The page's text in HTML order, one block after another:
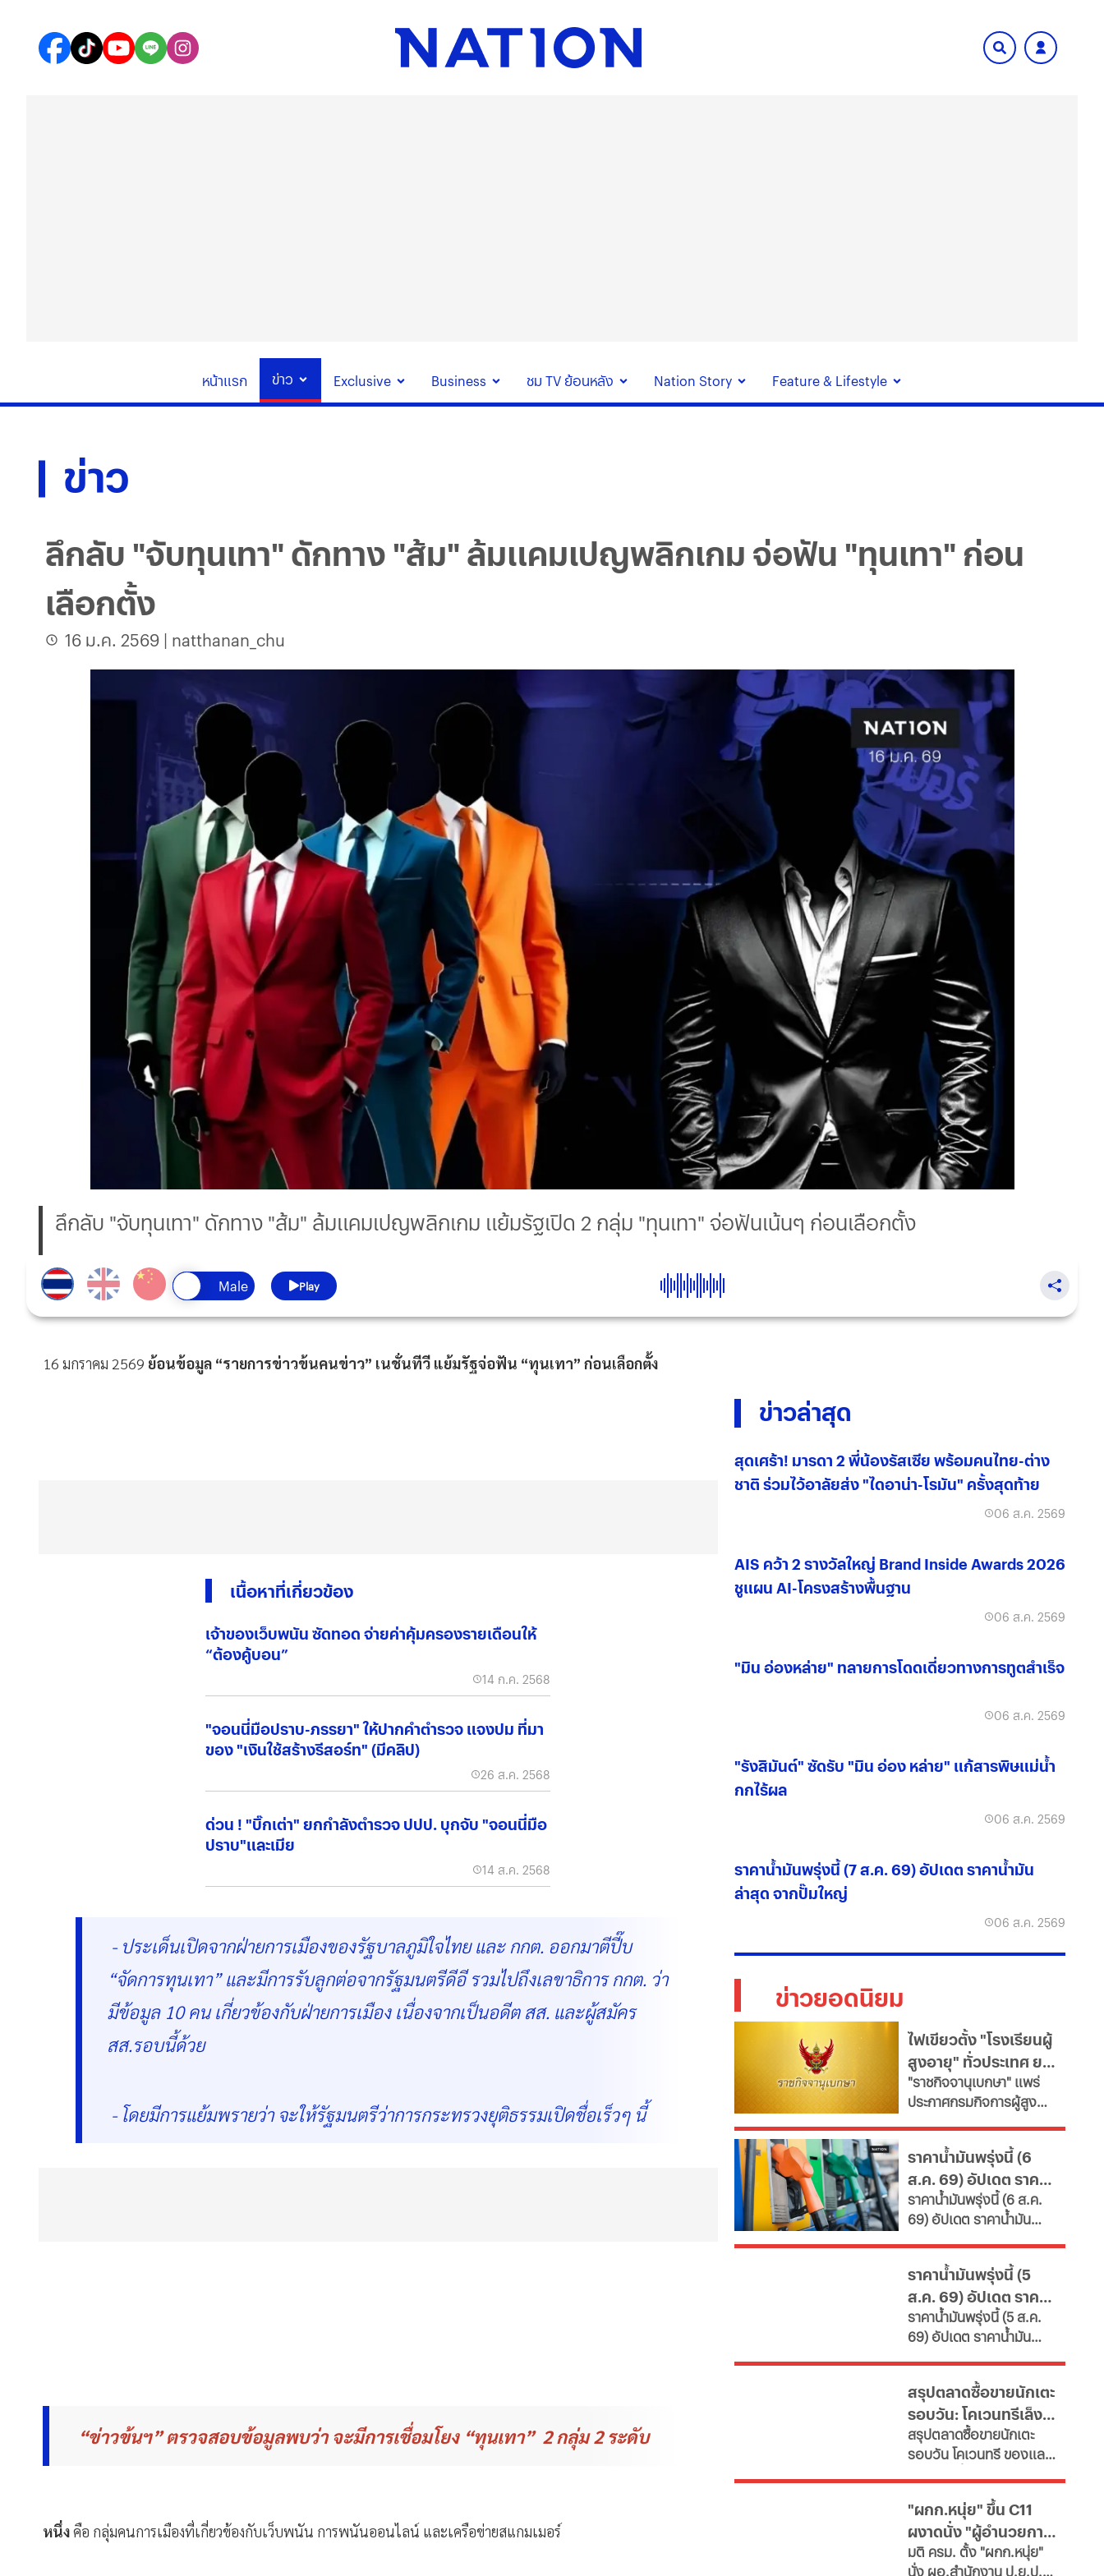
หน้าแรก ข่าว Exclusive Business ชม TV ย้อนหลัง Nation Story Feature & Lifestyle
ข่าว
ลึกลับ "จับทุนเทา" ดักทาง "ส้ม" ล้มแคมเปญพลิกเกม จ่อฟัน "ทุนเทา" ก่อน
เลือกตั้ง
16 ม.ค. 2569 | natthanan_chu
ลึกลับ "จับทุนเทา" ดักทาง "ส้ม" ล้มแคมเปญพลิกเกม แย้มรัฐเปิด 2 กลุ่ม "ทุนเทา" จ่อฟันเน้นๆ ก่อนเลือกตั้ง
Play
16 มกราคม 2569 ย้อนข้อมูล “รายการข่าวข้นคนข่าว” เนชั่นทีวี แย้มรัฐจ่อฟัน “ทุนเทา” ก่อนเลือกตั้ง
เนื้อหาที่เกี่ยวข้อง
เจ้าของเว็บพนัน ซัดทอด จ่ายค่าคุ้มครองรายเดือนให้
“ต้องคู้บอน”
14 ก.ค. 2568
"จอนนี่มือปราบ-ภรรยา" ให้ปากคำตำรวจ แจงปม ที่มา
ของ "เงินใช้สร้างรีสอร์ท" (มีคลิป)
26 ส.ค. 2568
ด่วน ! "บิ๊กเต่า" ยกกำลังตำรวจ ปปป. บุกจับ "จอนนี่มือ
ปราบ"และเมีย
14 ส.ค. 2568
- ประเด็นเปิดจากฝ่ายการเมืองของรัฐบาลภูมิใจไทย และ กกต. ออกมาตีปี๊บ
“จัดการทุนเทา” และมีการรับลูกต่อจากรัฐมนตรีดีอี รวมไปถึงเลขาธิการ กกต. ว่า
มีข้อมูล 10 คน เกี่ยวข้องกับฝ่ายการเมือง เนื่องจากเป็นอดีต สส. และผู้สมัคร
สส.รอบนี้ด้วย
- โดยมีการแย้มพรายว่า จะให้รัฐมนตรีว่าการกระทรวงยุติธรรมเปิดชื่อเร็วๆ นี้
“ข่าวข้นฯ” ตรวจสอบข้อมูลพบว่า จะมีการเชื่อมโยง “ทุนเทา” 2 กลุ่ม 2 ระดับ
หนึ่งคือ กลุ่มคนการเมืองที่เกี่ยวข้องกับเว็บพนัน การพนันออนไลน์ และเครือข่ายสแกมเมอร์
ข่าวล่าสุด
สุดเศร้า! มารดา 2 พี่น้องรัสเซีย พร้อมคนไทย-ต่าง
ชาติ ร่วมไว้อาลัยส่ง "ไดอาน่า-โรมัน" ครั้งสุดท้าย
06 ส.ค. 2569
AIS คว้า 2 รางวัลใหญ่ Brand Inside Awards 2026
ชูแผน AI-โครงสร้างพื้นฐาน
06 ส.ค. 2569
"มิน อ่องหล่าย" ทลายการโดดเดี่ยวทางการทูตสำเร็จ
06 ส.ค. 2569
"รังสิมันต์" ซัดรับ "มิน อ่อง หล่าย" แก้สารพิษแม่น้ำ
กกไร้ผล
06 ส.ค. 2569
ราคาน้ำมันพรุ่งนี้ (7 ส.ค. 69) อัปเดต ราคาน้ำมัน
ล่าสุด จากปั๊มใหญ่
06 ส.ค. 2569
ข่าวยอดนิยม
ไฟเขียวตั้ง "โรงเรียนผู้
สูงอายุ" ทั่วประเทศ ยก
ระดับคุณภาพชีวิต เช็ก
เงื่อนไข
"ราชกิจจานุเบกษา" แพร่
ประกาศกรมกิจการผู้สูง
"โรงเรียนผู้สูงอายุ" มุ่งขับ
เคลื่อนสังคมสูงวัยอย่างมี
คุณค่า หนุนพัฒนา
ศักยภาพ-เรียนรู้ตลอดชีวิต
เผยช่องทางยื่นคำขอทั้ง
กทม.-ต่างจังหวัด พบ
ฝ่าฝืนเกณฑ์เสี่ยงถูกสั่ง
เพิกถอน
ราคาน้ำมันพรุ่งนี้ (6
ส.ค. 69) อัปเดต ราคา
น้ำมันล่าสุด จากปั๊ม
ใหญ่
ราคาน้ำมันพรุ่งนี้ (6 ส.ค.
69) อัปเดต ราคาน้ำมัน
ขนาดใหญ่ มีทั้งราคาน้ำมัน
ดีเซล เบนซิน และ แก๊สโซ
ฮอล์
ราคาน้ำมันพรุ่งนี้ (5
ส.ค. 69) อัปเดต ราคา
น้ำมันล่าสุด จากปั๊ม
ใหญ่
ราคาน้ำมันพรุ่งนี้ (5 ส.ค.
69) อัปเดต ราคาน้ำมัน
ขนาดใหญ่ มีทั้งราคาน้ำมัน
ดีเซล เบนซิน และ แก๊สโซ
ฮอล์
สรุปตลาดซื้อขายนักเตะ
รอบวัน: โคเวนทรีเล็ง
"มูดริก" สาลิกาปัดปืน
ซื้อ "กิมาไรส์"
สรุปตลาดซื้อขายนักเตะ
รอบวัน โคเวนทรี ของแลม
ด้านสาลิกาดงปัดข้อเสนอ
แรกจาก อาร์เซนอล ในการ
ล่าตัว "กิมาไรส์" ขณะที่ โค
โม่ ปิดดีล "ชาโลบาห์"
"ผกก.หนุ่ย" ขึ้น C11
ผงาดนั่ง "ผู้อำนวยการ
ป.ย.ป."
มติ ครม. ตั้ง "ผกก.หนุ่ย"
นั่ง ผอ.สำนักงาน ป.ย.ป.